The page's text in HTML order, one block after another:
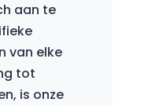
aan te
van elke
tot
is onze